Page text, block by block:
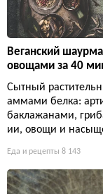
Веганский
овощами за 40
Сытный
аммами белка:
баклажанами,
ии, овощи и
Еда и рецепты 8 143